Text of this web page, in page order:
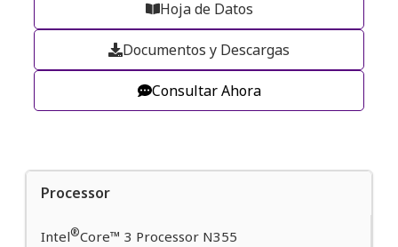
Hoja de Datos
Documentos y Descargas
Consultar Ahora
Processor
Intel®Core™ 3 Processor N355